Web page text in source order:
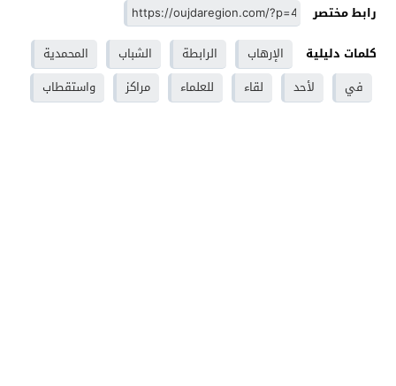
رابط مختصر
كلمات دليلية
الإرهاب الرابطة الشباب
المحمدية
في
لأحد لقاء للعلماء مراكز واستقطاب